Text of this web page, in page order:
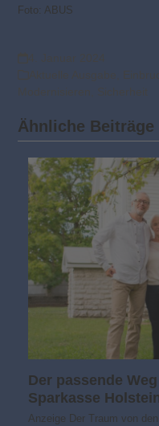
Foto: ABUS
Ähnliche Beiträge
Der passende
Sparkasse
Anzeige Der Traum von